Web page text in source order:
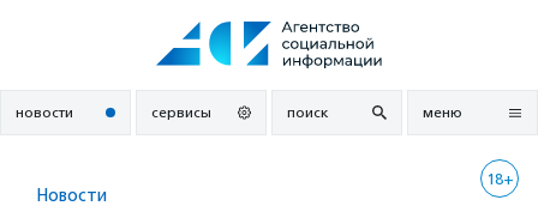
новости сервисы поиск меню
18+
Новости